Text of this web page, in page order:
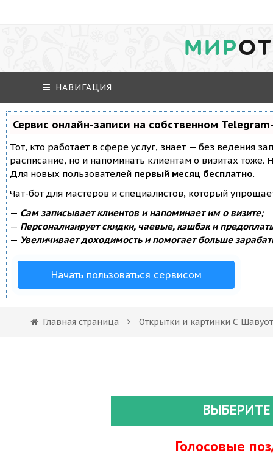
МИР
НАВИГАЦИЯ
Сервис онлайн-записи на собственном
Тот, кто работает в сфере услуг, знает — без ведения
расписание, но и напоминать клиентам о визитах
Для новых пользователей первый месяц бесплатно.
Чат-бот для мастеров и специалистов, который
— Сам записывает клиентов и напоминает им о визите;
— Персонализирует скидки, чаевые, кэшбэк и
— Увеличивает доходимость и помогает больше
Начать пользоваться сервисом
Главная страница Открытки и картинки С
Голосовые